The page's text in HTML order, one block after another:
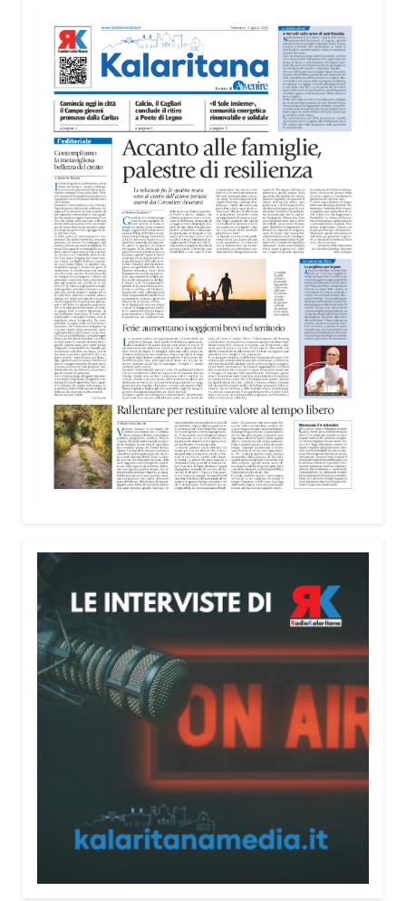
con disabilità nelle attività dell’OAMI al supporto nei
centri di accoglienza per migranti, dove
contribuiscono anche alla cura degli spazi comuni.
«Prendersi cura degli ambienti significa favorire
accoglienza e dignità», racconta Alessandro
Adimari.
Tra i partecipanti anche i seminaristi, impegnati
accanto agli anziani della casa di riposo Cristo Re.
«Un’esperienza di crescita umana e spirituale che
rafforza la vocazione al servizio», sottolinea
Cristiano Pani.
Il programma dedica spazio anche ai temi della
pace e della cooperazione nel Mediterraneo. Oggi
pomeriggio, alla Mediateca del Mediterraneo
(MEM), l’incontro con l’arcivescovo monsignor
Giuseppe Baturi ha approfondito il ruolo dei giovani
nella costruzione di ponti tra culture e popoli, con
un confronto inserito nel percorso “Cagliari Città
della Pace e del Mediterraneo”, progetto che
promuove il dialogo e la collaborazione tra le
libanese del Consiglio dei Giovani del
Mediterraneo della CEI: «Il campo è molto più di
un’esperienza di volontariato: è un’opportunità per
costruire relazioni attraverso il servizio, linguaggio
universale capace di unire persone diverse».
Condividi:
X WhatsApp
E-mail Stampa